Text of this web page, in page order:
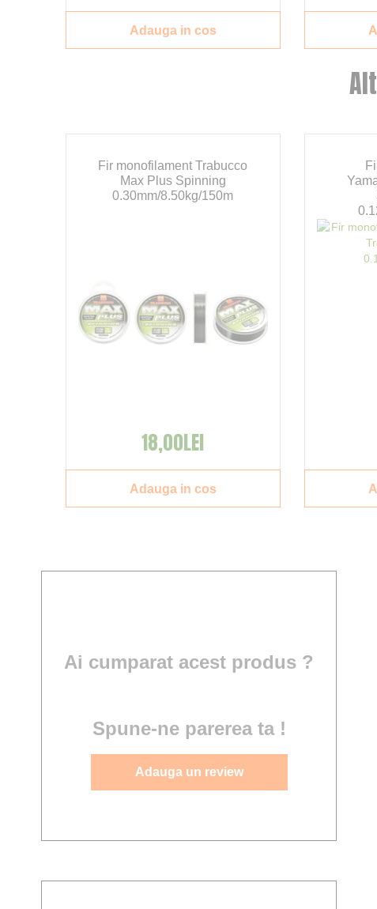
Ai cumparat acest produs ?
Spune-ne parerea ta !
Adauga un review
Fir monofilament Trabucco
Max Plus Spinning
0.30mm/8.50kg/150m
18,00LEI
Adauga in cos
Adauga in cos